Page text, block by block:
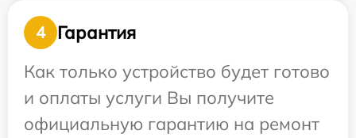
4
Гарантия
Как только устройство будет готово
и оплаты услуги Вы получите
официальную гарантию на ремонт